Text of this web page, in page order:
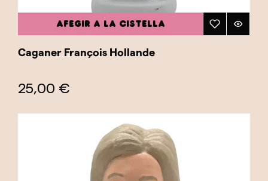
AFEGIR A LA CISTELLA
Caganer François Hollande
25,00 €